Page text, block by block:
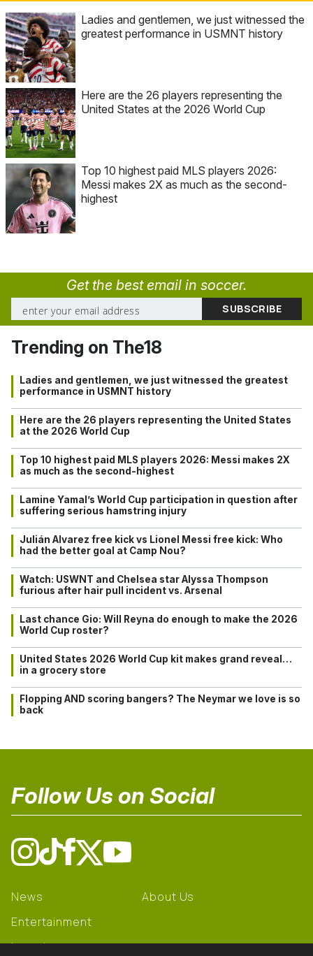
Ladies and gentlemen, we just witnessed the
greatest performance in USMNT history
Here are the 26 players representing the
United States at the 2026 World Cup
Top 10 highest paid MLS players 2026:
Messi makes 2X as much as the second-
highest
Get the best email in soccer.
Trending on The18
Ladies and gentlemen, we just witnessed the greatest
performance in USMNT history
Here are the 26 players representing the United States
at the 2026 World Cup
Top 10 highest paid MLS players 2026: Messi makes 2X
as much as the second-highest
Lamine Yamal’s World Cup participation in question after
suffering serious hamstring injury
Julián Alvarez free kick vs Lionel Messi free kick: Who
had the better goal at Camp Nou?
Watch: USWNT and Chelsea star Alyssa Thompson
furious after hair pull incident vs. Arsenal
Last chance Gio: Will Reyna do enough to make the 2026
World Cup roster?
United States 2026 World Cup kit makes grand reveal…
in a grocery store
Flopping AND scoring bangers? The Neymar we love is so
back
Follow Us on Social
News
Entertainment
Learning
About Us